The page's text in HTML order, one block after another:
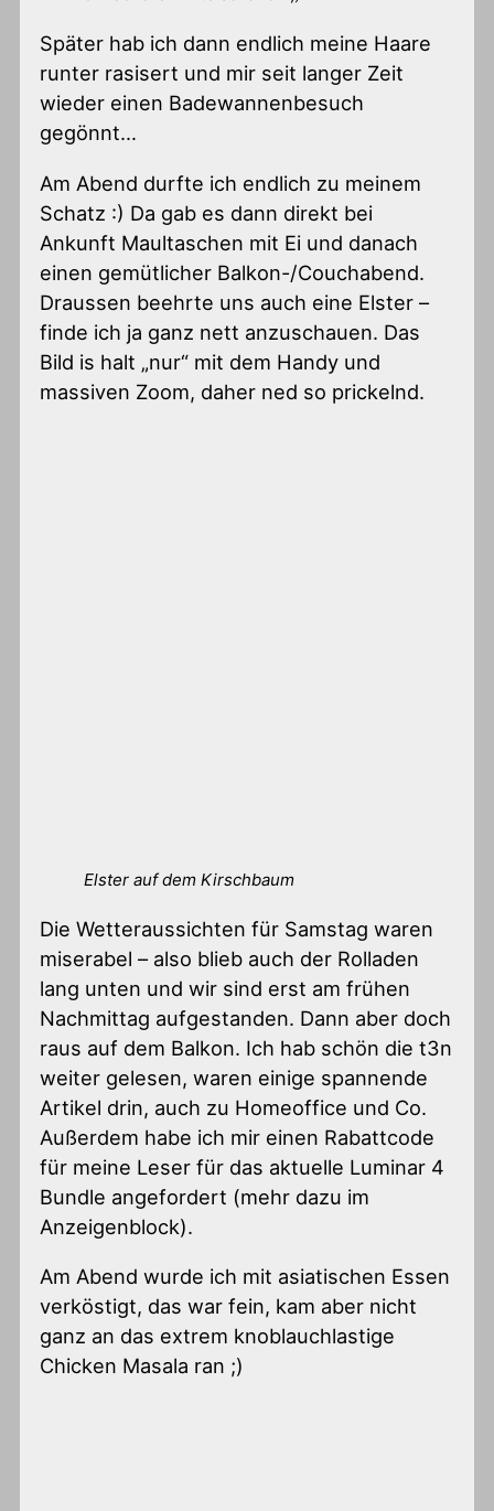
Später hab ich dann endlich meine Haare
runter rasisert und mir seit langer Zeit
wieder einen Badewannenbesuch
gegönnt…
Am Abend durfte ich endlich zu meinem
Schatz :) Da gab es dann direkt bei
Ankunft Maultaschen mit Ei und danach
einen gemütlicher Balkon-/Couchabend.
Draussen beehrte uns auch eine Elster –
finde ich ja ganz nett anzuschauen. Das
Bild is halt „nur“ mit dem Handy und
massiven Zoom, daher ned so prickelnd.
Elster auf dem Kirschbaum
Die Wetteraussichten für Samstag waren
miserabel – also blieb auch der Rolladen
lang unten und wir sind erst am frühen
Nachmittag aufgestanden. Dann aber doch
raus auf dem Balkon. Ich hab schön die t3n
weiter gelesen, waren einige spannende
Artikel drin, auch zu Homeoffice und Co.
Außerdem habe ich mir einen Rabattcode
für meine Leser für das aktuelle Luminar 4
Bundle angefordert (mehr dazu im
Anzeigenblock).
Am Abend wurde ich mit asiatischen Essen
verköstigt, das war fein, kam aber nicht
ganz an das extrem knoblauchlastige
Chicken Masala ran ;)